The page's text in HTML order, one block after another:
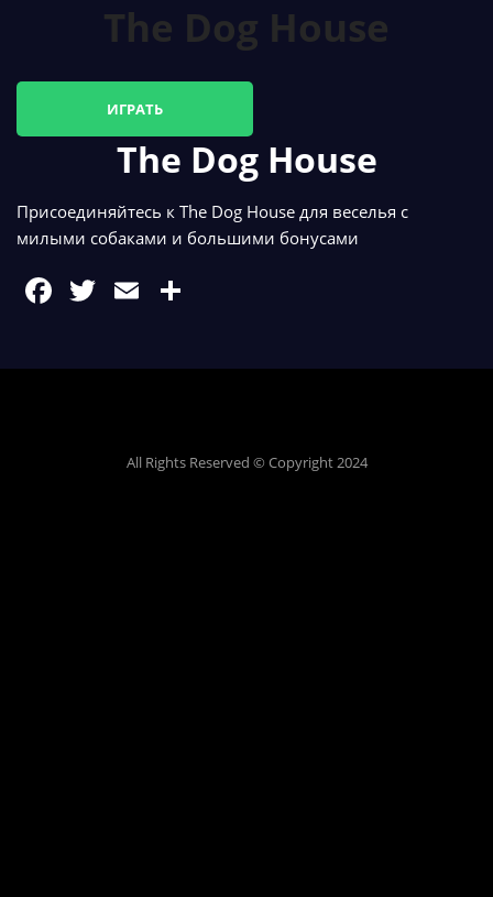
The Dog House
ИГРАТЬ
The Dog House
Присоединяйтесь к The Dog House для веселья с
милыми собаками и большими бонусами
All Rights Reserved © Copyright 2024